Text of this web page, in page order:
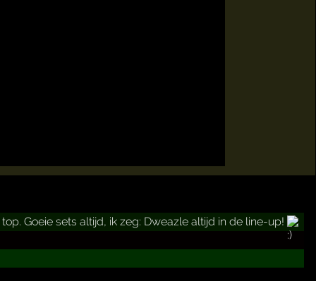
Goeie sets altijd, ik zeg: Dweazle altijd in de line-up!